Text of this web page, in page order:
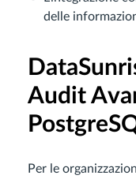
delle
Audit
Per le